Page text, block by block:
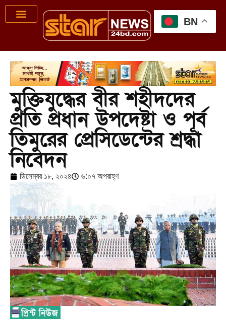
মুক্তিযুদ্ধের বীর শহীদদের
প্রতি প্রধান উপদেষ্টা ও পূর্ব
তিমুরের প্রেসিডেন্টের শ্রদ্ধা
নিবেদন
ডিসেম্বর ১৮, ২০২৪ ৬:০৭ অপরাহ্ণ
BN